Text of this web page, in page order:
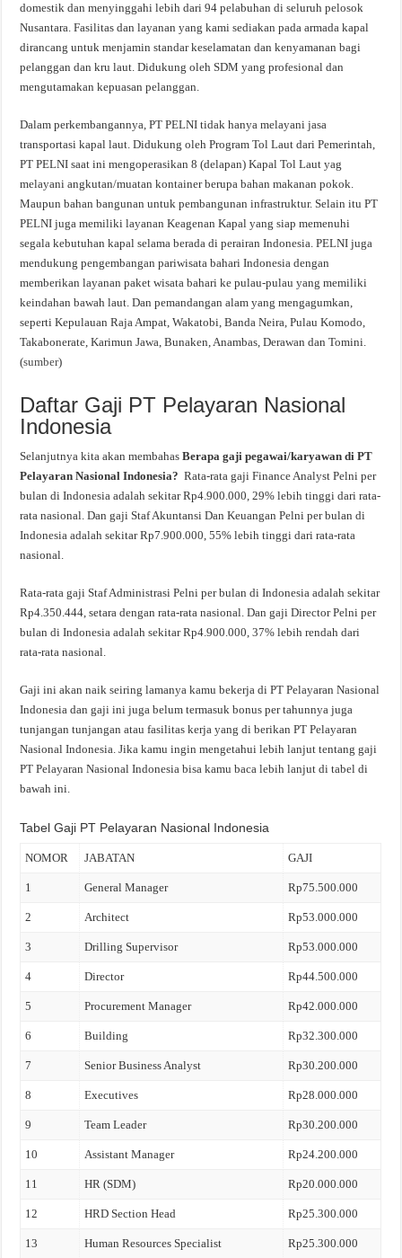
domestik dan menyinggahi lebih dari 94 pelabuhan di seluruh pelosok
Nusantara. Fasilitas dan layanan yang kami sediakan pada armada kapal
dirancang untuk menjamin standar keselamatan dan kenyamanan bagi
pelanggan dan kru laut. Didukung oleh SDM yang profesional dan
mengutamakan kepuasan pelanggan.
Dalam perkembangannya, PT PELNI tidak hanya melayani jasa
transportasi kapal laut. Didukung oleh Program Tol Laut dari Pemerintah,
PT PELNI saat ini mengoperasikan 8 (delapan) Kapal Tol Laut yag
melayani angkutan/muatan kontainer berupa bahan makanan pokok.
Maupun bahan bangunan untuk pembangunan infrastruktur. Selain itu PT
PELNI juga memiliki layanan Keagenan Kapal yang siap memenuhi
segala kebutuhan kapal selama berada di perairan Indonesia. PELNI juga
mendukung pengembangan pariwisata bahari Indonesia dengan
memberikan layanan paket wisata bahari ke pulau-pulau yang memiliki
keindahan bawah laut. Dan pemandangan alam yang mengagumkan,
seperti Kepulauan Raja Ampat, Wakatobi, Banda Neira, Pulau Komodo,
Takabonerate, Karimun Jawa, Bunaken, Anambas, Derawan dan Tomini.
(sumber)
Daftar Gaji PT Pelayaran Nasional
Indonesia
Selanjutnya kita akan membahasBerapa gaji pegawai/karyawan di PT
Pelayaran Nasional Indonesia?Rata-rata gaji Finance Analyst Pelni per
bulan di Indonesia adalah sekitar Rp4.900.000, 29% lebih tinggi dari rata-
rata nasional. Dan gaji Staf Akuntansi Dan Keuangan Pelni per bulan di
Indonesia adalah sekitar Rp7.900.000, 55% lebih tinggi dari rata-rata
nasional.
Rata-rata gaji Staf Administrasi Pelni per bulan di Indonesia adalah sekitar
Rp4.350.444, setara dengan rata-rata nasional. Dan gaji Director Pelni per
bulan di Indonesia adalah sekitar Rp4.900.000, 37% lebih rendah dari
rata-rata nasional.
Gaji ini akan naik seiring lamanya kamu bekerja di PT Pelayaran Nasional
Indonesia dan gaji ini juga belum termasuk bonus per tahunnya juga
tunjangan tunjangan atau fasilitas kerja yang di berikan PT Pelayaran
Nasional Indonesia. Jika kamu ingin mengetahui lebih lanjut tentang gaji
PT Pelayaran Nasional Indonesia bisa kamu baca lebih lanjut di tabel di
bawah ini.
Tabel Gaji PT Pelayaran Nasional Indonesia
NOMOR JABATAN GAJI
1 General Manager Rp75.500.000
2 Architect Rp53.000.000
3 Drilling Supervisor Rp53.000.000
4 Director Rp44.500.000
5 Procurement Manager Rp42.000.000
6 Building Rp32.300.000
7 Senior Business Analyst Rp30.200.000
8 Executives Rp28.000.000
9 Team Leader Rp30.200.000
10 Assistant Manager Rp24.200.000
11 HR (SDM) Rp20.000.000
12 HRD Section Head Rp25.300.000
13 Human Resources Specialist Rp25.300.000